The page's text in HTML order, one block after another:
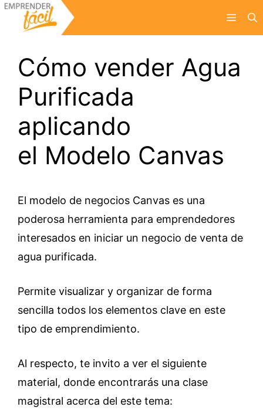
Saltar
Menú
Cómo vender Agua
Purificada
aplicando
el Modelo Canvas
El modelo de negocios Canvas es una
poderosa herramienta para emprendedores
interesados en iniciar un negocio de venta de
agua purificada.
Permite visualizar y organizar de forma
sencilla todos los elementos clave en este
tipo de emprendimiento.
Al respecto, te invito a ver el siguiente
material, donde encontrarás una clase
magistral acerca del este tema: